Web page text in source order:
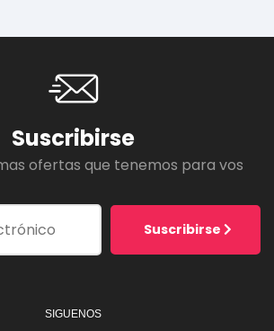
Suscribirse
ofertas que tenemos para vos
Suscribirse
SIGUENOS